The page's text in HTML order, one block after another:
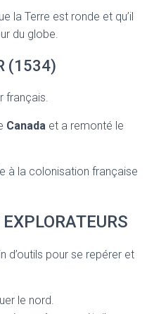
la Terre est ronde et qu’il
du globe.
(1534)
français.
Canada et a remonté le
à la colonisation française
d’outils pour se repérer et
le nord.